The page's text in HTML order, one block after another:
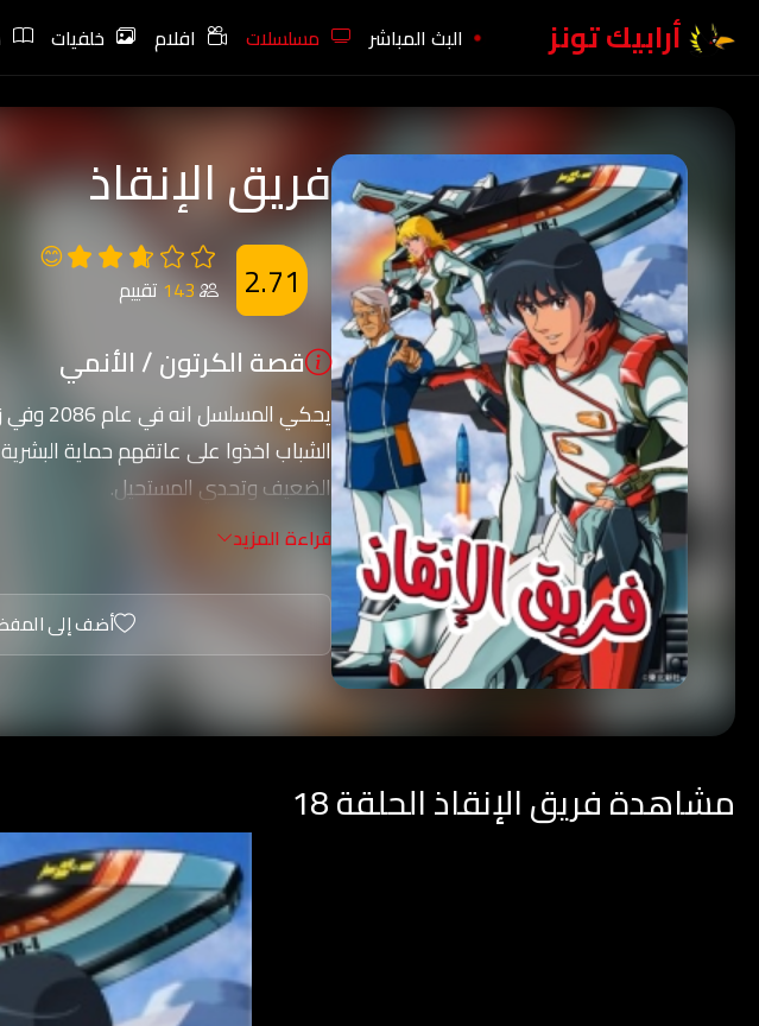
أرابيك تونز البث المباشر مسلسلات افلام خلفيات
فريق الإنقاذ
😊
143 تقييم 2.71
قصة الكرتون / الأنمي
يحكي
الشباب اخذوا على عاتقهم حماية
الضعيف وتحدي المستحيل.
قراءة المزيد
أضف إلى
مشاهدة فريق الإنقاذ الحلقة 18